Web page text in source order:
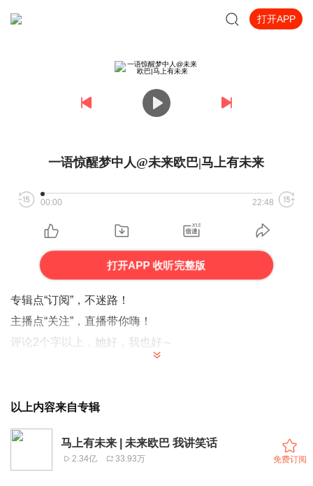
打开APP
一语惊醒梦中人@未来欧巴|马上有未来
00:00 22:48
打开APP 收听完整版
专辑点“订阅”，不迷路！
主播点“关注”，直播带你嗨！
评论2个字以上，她好，我也好～
以上内容来自专辑
马上有未来 | 未来欧巴 我讲笑话
2.34亿 33.93万 免费订阅